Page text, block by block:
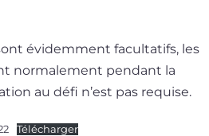
évi­dem­ment facul­ta­tifs, les
nor­ma­le­ment pen­dant la
au défi n’est pas requise.
Télécharger